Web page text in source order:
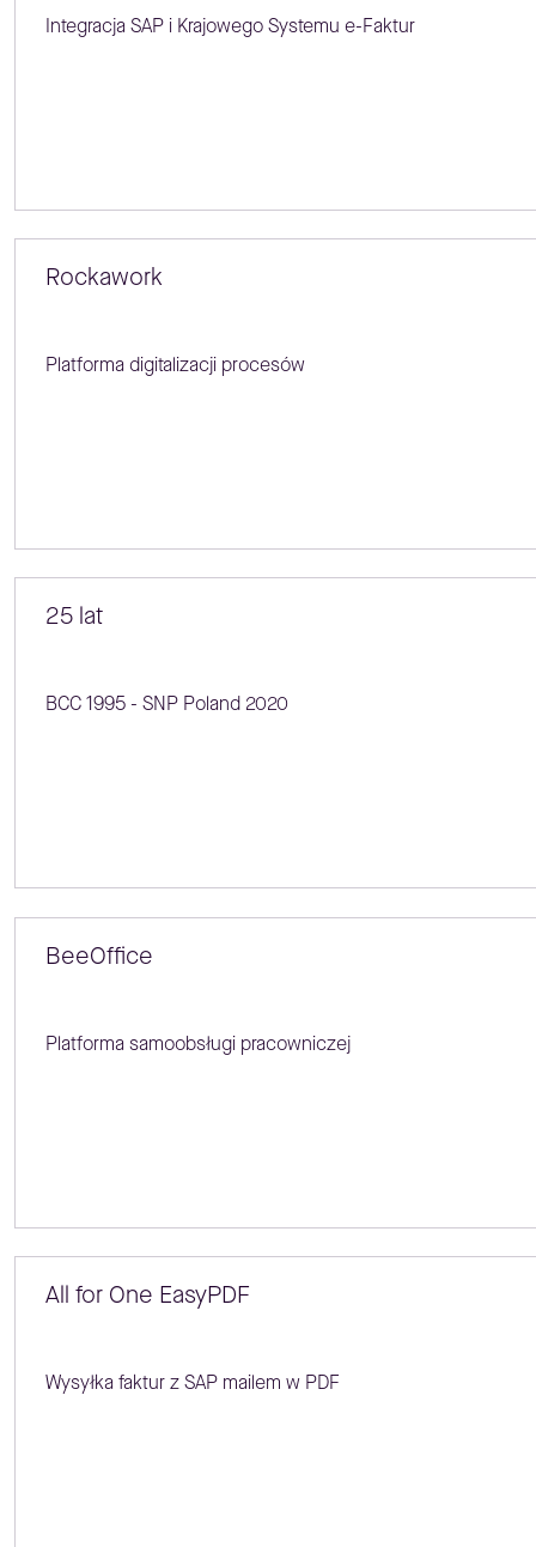
Integracja SAP i Krajowego Systemu e-Faktur
Rockawork
Platforma digitalizacji procesów
25 lat
BCC 1995 - SNP Poland 2020
BeeOffice
Platforma samoobsługi pracowniczej
All for One EasyPDF
Wysyłka faktur z SAP mailem w PDF